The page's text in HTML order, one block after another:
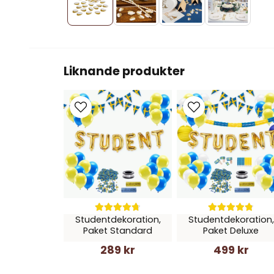
Liknande produkter
Studentdekoration,
Paket Standard
289 kr
Studentdekoration,
Paket Deluxe
499 kr